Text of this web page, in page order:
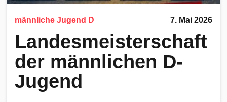
männliche Jugend D 7. Mai 2026
Landesmeisterschaft
der männlichen D-
Jugend